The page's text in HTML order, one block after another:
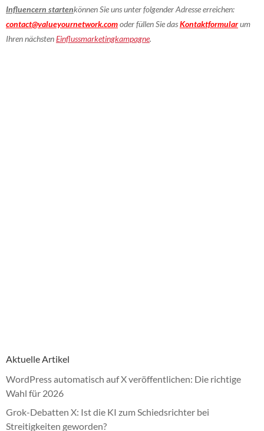
Influencern startenkönnen Sie uns unter folgender Adresse erreichen:
contact@valueyournetwork.comoder füllen Sie dasKontaktformularum
Ihren nächstenEinflussmarketingkampagne.
Aktuelle Artikel
WordPress automatisch auf X veröffentlichen: Die richtige
Wahl für 2026
Grok-Debatten X: Ist die KI zum Schiedsrichter bei
Streitigkeiten geworden?